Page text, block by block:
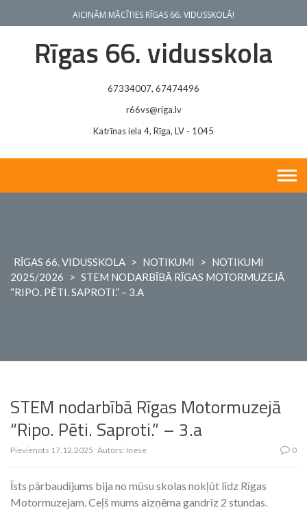
AICINĀM MĀCĪTIES RĪGAS 66. VIDUSSKOLĀ!
Rīgas 66. vidusskola
67334007, 67474496
r66vs@riga.lv
Katrīnas iela 4, Rīga, LV - 1045
RĪGAS 66. VIDUSSKOLA > NOTIKUMI > NOTIKUMI
2025/2026
> STEM NODARBĪBĀ RĪGAS MOTORMUZEJĀ
“RIPO. PĒTI. SAPROTI.” – 3.A
STEM nodarbībā Rīgas Motormuzejā
“Ripo. Pēti. Saproti.” – 3.a
Pievienots 17.12.2025 Autors: Inese 0
Īsts pārbaudījums bija no mūsu skolas nokļūt līdz Rīgas
Motormuzejam. Ceļš mums aizņēma gandrīz 2 stundas.